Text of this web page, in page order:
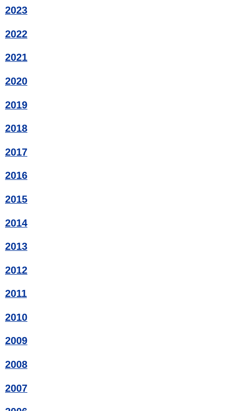
2023
2022
2021
2020
2019
2018
2017
2016
2015
2014
2013
2012
2011
2010
2009
2008
2007